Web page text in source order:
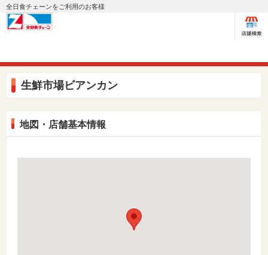
全日食チェーンをご利用のお客様
生鮮市場ビアンカン
地図・店舗基本情報